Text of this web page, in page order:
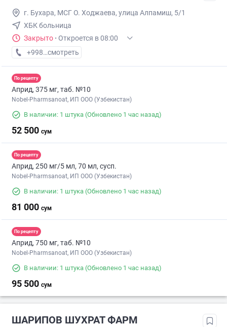
г. Бухара, МСГ О. Ходжаева, улица Алпамиш, 5/1
ХБК больница
Закрыто · Откроется в 08:00
+998 (99) XXX-XX-XX
смотреть
По рецепту
Априд, 375 мг, таб. №10
Nobel-Pharmsanoat, ИП ООО (Узбекистан)
В наличии: 1 штука (Обновлено 1 час назад)
52 500 сум
По рецепту
Априд, 250 мг/5 мл, 70 мл, сусп.
Nobel-Pharmsanoat, ИП ООО (Узбекистан)
В наличии: 1 штука (Обновлено 1 час назад)
81 000 сум
По рецепту
Априд, 750 мг, таб. №10
Nobel-Pharmsanoat, ИП ООО (Узбекистан)
В наличии: 1 штука (Обновлено 1 час назад)
95 500 сум
ШАРИПОВ ШУХРАТ ФАРМ